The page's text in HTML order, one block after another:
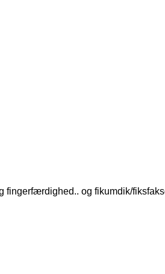
fingerfærdighed.. og fikumdik/